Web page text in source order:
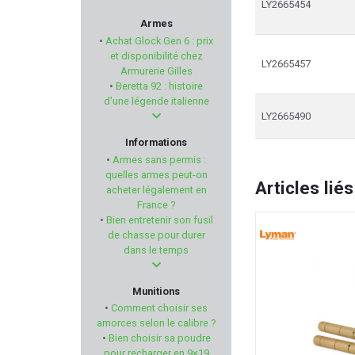
SAVAGE
REVOTAC
ARISAKA DEFENSE
BELIGNE
PHASE 5
GEISSELE AUTOMATICS
Armes
• Achat Glock Gen 6 : prix
et disponibilité chez
Armurerie Gilles
• Beretta 92 : histoire
d'une légende italienne
Informations
• Armes sans permis :
quelles armes peut-on
acheter légalement en
France ?
• Bien entretenir son fusil
de chasse pour durer
dans le temps
Munitions
• Comment choisir ses
amorces selon le calibre ?
• Bien choisir sa poudre
LY2665454
LY2665457
LY2665490
Articles